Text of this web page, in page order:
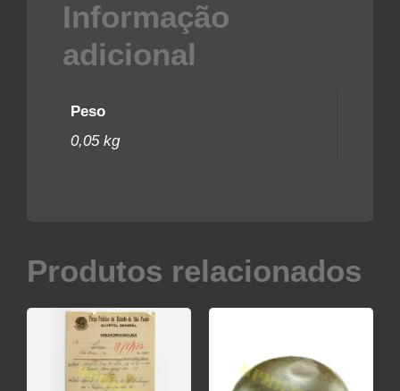
Informação
adicional
Peso
0,05 kg
Produtos relacionados